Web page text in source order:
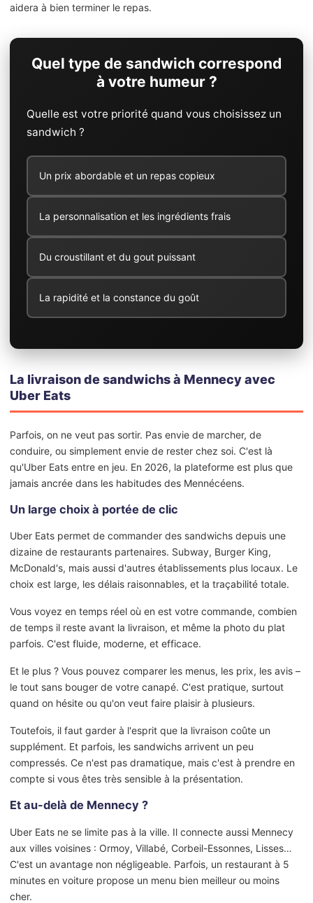
aidera à bien terminer le repas.
Quel type de sandwich correspond
à votre humeur ?
Quelle est votre priorité quand vous choisissez un
sandwich ?
Un prix abordable et un repas copieux
La personnalisation et les ingrédients frais
Du croustillant et du gout puissant
La rapidité et la constance du goût
La livraison de sandwichs à Mennecy avec
Uber Eats
Parfois, on ne veut pas sortir. Pas envie de marcher, de
conduire, ou simplement envie de rester chez soi. C'est là
qu'Uber Eats entre en jeu. En 2026, la plateforme est plus que
jamais ancrée dans les habitudes des Mennécéens.
Un large choix à portée de clic
Uber Eats permet de commander des sandwichs depuis une
dizaine de restaurants partenaires. Subway, Burger King,
McDonald's, mais aussi d'autres établissements plus locaux. Le
choix est large, les délais raisonnables, et la traçabilité totale.
Vous voyez en temps réel où en est votre commande, combien
de temps il reste avant la livraison, et même la photo du plat
parfois. C'est fluide, moderne, et efficace.
Et le plus ? Vous pouvez comparer les menus, les prix, les avis –
le tout sans bouger de votre canapé. C'est pratique, surtout
quand on hésite ou qu'on veut faire plaisir à plusieurs.
Toutefois, il faut garder à l'esprit que la livraison coûte un
supplément. Et parfois, les sandwichs arrivent un peu
compressés. Ce n'est pas dramatique, mais c'est à prendre en
compte si vous êtes très sensible à la présentation.
Et au-delà de Mennecy ?
Uber Eats ne se limite pas à la ville. Il connecte aussi Mennecy
aux villes voisines : Ormoy, Villabé, Corbeil-Essonnes, Lisses…
C'est un avantage non négligeable. Parfois, un restaurant à 5
minutes en voiture propose un menu bien meilleur ou moins
cher.